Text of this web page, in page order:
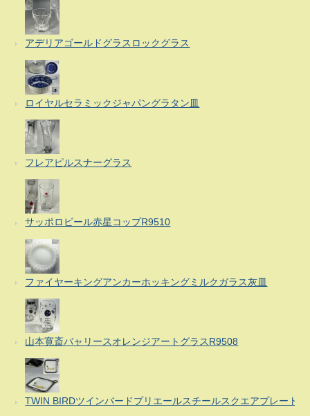
アデリアゴールドグラスロックグラス
ロイヤルセラミックジャパングラタン皿
フレアピルスナーグラス
サッポロビール赤星コップR9510
ファイヤーキングアンカーホッキングミルクガラス灰皿
山本寛斎バャリースオレンジアートグラスR9508
TWIN BIRDツインバードプリエールスチールスクエアプレート